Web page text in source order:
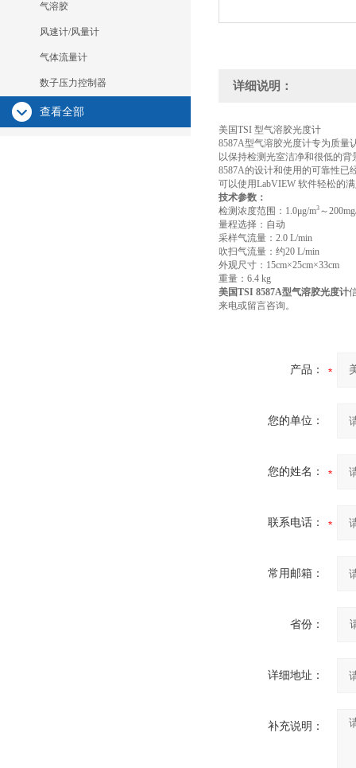
气溶胶
风速计/风量计
气体流量计
数子压力控制器
查看全部
详细说明：
美国TSI 型气溶胶光度计
8587A型气溶胶光度计专为质量
以保持检测光室洁净和很低的
8587A的设计和使用的可靠性已
可以使用LabVIEW 软件轻松的
技术参数：
检测浓度范围：1.0μg/m3 ～
量程选择：自动
采样气流量：2.0 L/min
吹扫气流量：约20 L/min
外观尺寸：15cm×25cm×33cm
重量：6.4 kg
美国TSI 8587A型气溶胶光度计
来电或留言咨询。
产品：
您的单位：
您的姓名：
联系电话：
常用邮箱：
省份：
详细地址：
补充说明：